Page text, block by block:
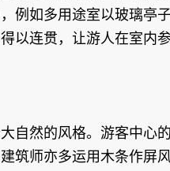
例如多用途室以玻璃亭
以连贯，让游人在室内
自然的风格。游客中心
筑师亦多运用木条作屏